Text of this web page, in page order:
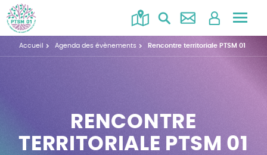
au
menu
Accueil Agenda des évènements Rencontre territoriale PTSM 01
RENCONTRE
TERRITORIALE PTSM 01